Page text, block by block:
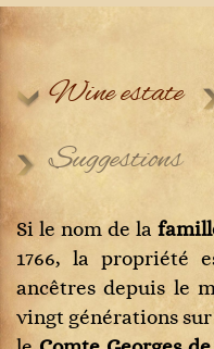
Wine estate
Suggestions
Si le nom de la
1766, la propriété
ancêtres depuis le
vingt générations sur